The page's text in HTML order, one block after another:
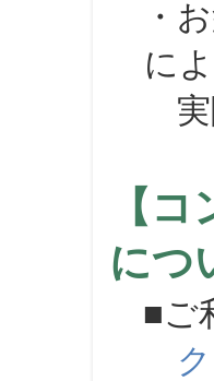
・お
に
実際
【
につ
■ご